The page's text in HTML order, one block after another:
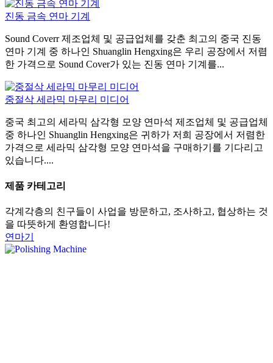
진동 금속 연마 기계
Sound Coverr 제조업체 및 공급업체를 갖춘 최고의 중국 진동
연마 기계 중 하나인 Shuanglin Hengxing은 우리 공장에서 저렴
한 가격으로 Sound Cover가 있는 진동 연마 기계를...
중절삭 세라믹 마무리 미디어
중국 최고의 세라믹 삼각형 모양 연마석 제조업체 및 공급업체
중 하나인 Shuanglin Hengxing은 귀하가 저희 공장에서 저렴한
가격으로 세라믹 삼각형 모양 연마석을 구매하기를 기다리고
있습니다....
제품 카테고리
각계각층의 친구들이 사업을 방문하고, 조사하고, 협상하는 것
을 따뜻하게 환영합니다!
연마기